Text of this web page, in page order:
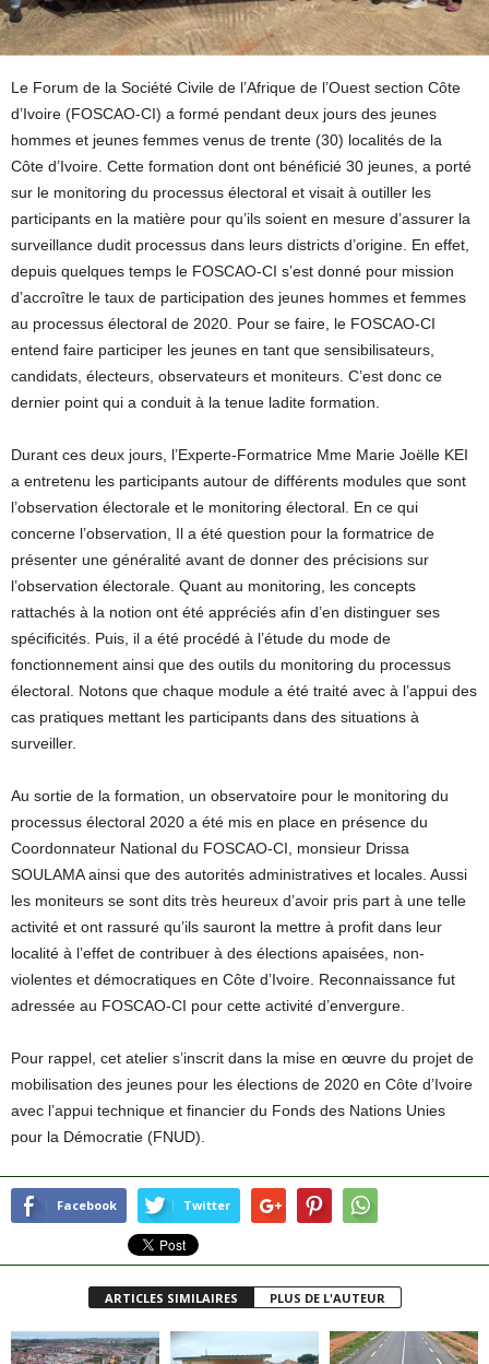
Le Forum de la Société Civile de l’Afrique de l’Ouest section Côte
d’Ivoire (FOSCAO-CI) a formé pendant deux jours des jeunes
hommes et jeunes femmes venus de trente (30) localités de la
Côte d’Ivoire. Cette formation dont ont bénéficié 30 jeunes, a porté
sur le monitoring du processus électoral et visait à outiller les
participants en la matière pour qu’ils soient en mesure d’assurer la
surveillance dudit processus dans leurs districts d’origine. En effet,
depuis quelques temps le FOSCAO-CI s’est donné pour mission
d’accroître le taux de participation des jeunes hommes et femmes
au processus électoral de 2020. Pour se faire, le FOSCAO-CI
entend faire participer les jeunes en tant que sensibilisateurs,
candidats, électeurs, observateurs et moniteurs. C’est donc ce
dernier point qui a conduit à la tenue ladite formation.
Durant ces deux jours, l’Experte-Formatrice Mme Marie Joëlle KEI
a entretenu les participants autour de différents modules que sont
l’observation électorale et le monitoring électoral. En ce qui
concerne l’observation, Il a été question pour la formatrice de
présenter une généralité avant de donner des précisions sur
l’observation électorale. Quant au monitoring, les concepts
rattachés à la notion ont été appréciés afin d’en distinguer ses
spécificités. Puis, il a été procédé à l’étude du mode de
fonctionnement ainsi que des outils du monitoring du processus
électoral. Notons que chaque module a été traité avec à l’appui des
cas pratiques mettant les participants dans des situations à
surveiller.
Au sortie de la formation, un observatoire pour le monitoring du
processus électoral 2020 a été mis en place en présence du
Coordonnateur National du FOSCAO-CI, monsieur Drissa
SOULAMA ainsi que des autorités administratives et locales. Aussi
les moniteurs se sont dits très heureux d’avoir pris part à une telle
activité et ont rassuré qu’ils sauront la mettre à profit dans leur
localité à l’effet de contribuer à des élections apaisées, non-
violentes et démocratiques en Côte d’Ivoire. Reconnaissance fut
adressée au FOSCAO-CI pour cette activité d’envergure.
Pour rappel, cet atelier s’inscrit dans la mise en œuvre du projet de
mobilisation des jeunes pour les élections de 2020 en Côte d’Ivoire
avec l’appui technique et financier du Fonds des Nations Unies
pour la Démocratie (FNUD).
Facebook Twitter
ARTICLES SIMILAIRES PLUS DE L'AUTEUR